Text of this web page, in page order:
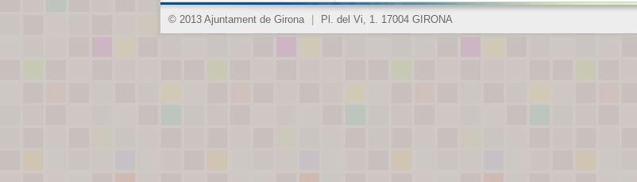
© 2013 Ajuntament de Girona Pl. del Vi, 1. 17004 GIRONA